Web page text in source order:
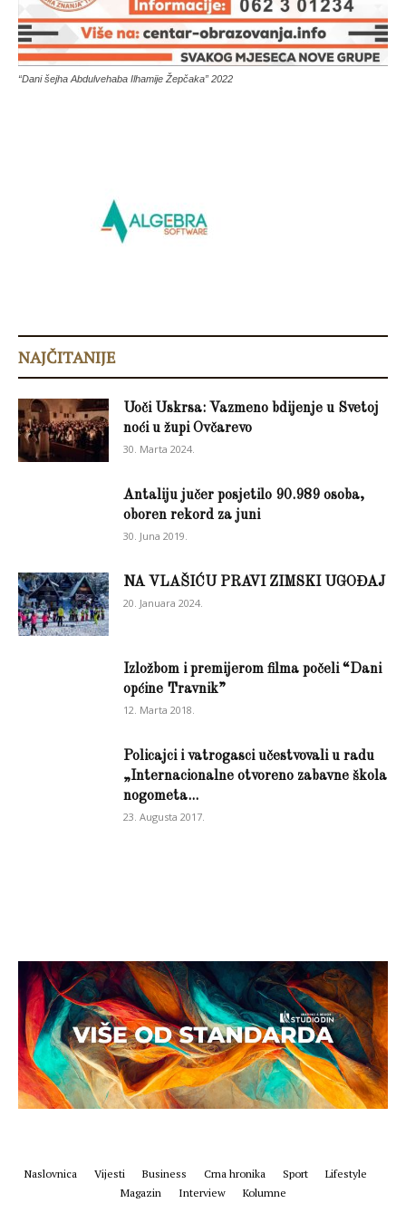
“Dani šejha Abdulvehaba Ilhamije Žepčaka” 2022
NAJČITANIJE
Uoči Uskrsa: Vazmeno bdijenje u Svetoj
noći u župi Ovčarevo
30. Marta 2024.
Antaliju jučer posjetilo 90.989 osoba,
oboren rekord za juni
30. Juna 2019.
NA VLAŠIĆU PRAVI ZIMSKI UGOĐAJ
20. Januara 2024.
Izložbom i premijerom filma počeli “Dani
općine Travnik”
12. Marta 2018.
Policajci i vatrogasci učestvovali u radu
„Internacionalne otvoreno zabavne škola
nogometa...
23. Augusta 2017.
Naslovnica Vijesti Business Crna hronika Sport
Lifestyle
Magazin
Interview Kolumne